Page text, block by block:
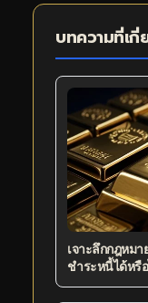
บทความที่เ
เจาะลึกกฎหมา
ชำระหนี้ได้หรื